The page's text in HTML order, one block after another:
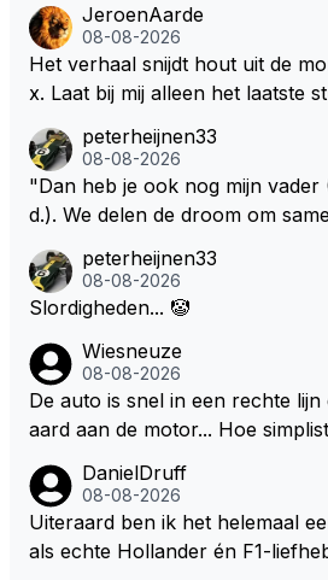
angt ook een klein beetje af van
oor de komende jaren en wat ik
het is zeker de doelstelling om
uit te breiden richting de
me, niet richting de F1."
se klassen al meedoet en ook in
zie ik hem er niet nog 10 jaar
hij in datzelfde interview
as boven op te willen zitten
jaar van huis te willen zijn.
an te gaan wijzen naar anderen
gegaan. Als ze hadden gewild
kunnen grijpen op basis van
het vermogen van de auto en
situaties leiden. Deze auto's
er, ook voor de gene die ze
we niet gewoon terug naar een
al een versnellingsbak en een
JeroenAarde
08-08-2026
Het verhaal snijdt hout uit de
x. Laat bij mij alleen het laatste
elijkheid.
peterheijnen33
08-08-2026
"Dan heb je ook nog mijn
d.). We delen de droom om
out die droom met Kimi en
peterheijnen33
08-08-2026
Slordigheden... 🤡
Wiesneuze
08-08-2026
De auto is snel in een rechte
aard aan de motor... Hoe
rstand ontzettend belangrijk.
p opgegeven voor topsnelheid?
gebeurd is, zeker met
DanielDruff
08-08-2026
Uiteraard ben ik het helemaal
als echte Hollander én F1-